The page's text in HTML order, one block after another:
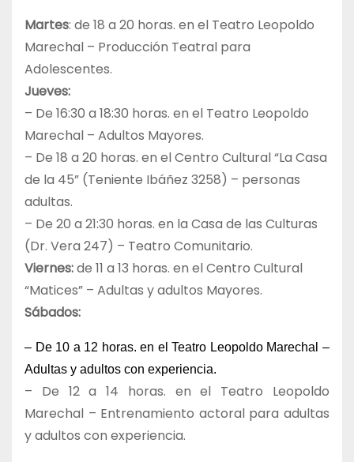
Martes: de 18 a 20 horas. en el Teatro Leopoldo
Marechal – Producción Teatral para
Adolescentes.
Jueves:
– De 16:30 a 18:30 horas. en el Teatro Leopoldo
Marechal – Adultos Mayores.
– De 18 a 20 horas. en el Centro Cultural “La Casa
de la 45” (Teniente Ibáñez 3258) – personas
adultas.
– De 20 a 21:30 horas. en la Casa de las Culturas
(Dr. Vera 247) – Teatro Comunitario.
Viernes:de 11 a 13 horas. en el Centro Cultural
“Matices” – Adultas y adultos Mayores.
Sábados:
– De 10 a 12 horas. en el Teatro Leopoldo Marechal –
Adultas y adultos con experiencia.
– De 12 a 14 horas. en el Teatro Leopoldo
Marechal – Entrenamiento actoral para adultas
y adultos con experiencia.